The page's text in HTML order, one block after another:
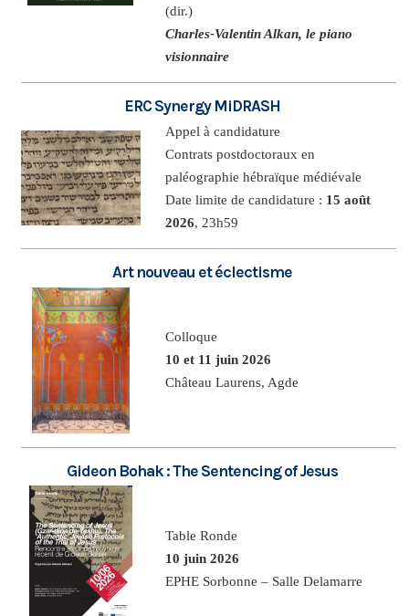
(dir.)
Charles-Valentin Alkan, le piano
visionnaire
ERC Synergy MiDRASH
Appel à candidature
Contrats postdoctoraux en
paléographie hébraïque médiévale
Date limite de candidature : 15 août
2026, 23h59
Art nouveau et éclectisme
Colloque
10 et 11 juin 2026
Château Laurens, Agde
Gideon Bohak : The Sentencing of Jesus
Table Ronde
10 juin 2026
EPHE Sorbonne – Salle Delamarre